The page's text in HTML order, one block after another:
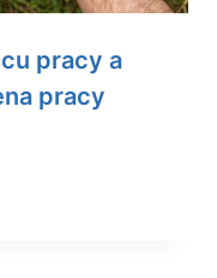
pracy a
pracy